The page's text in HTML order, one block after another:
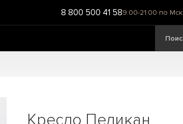
8 800 500 41 589:00-21:00 по Мск